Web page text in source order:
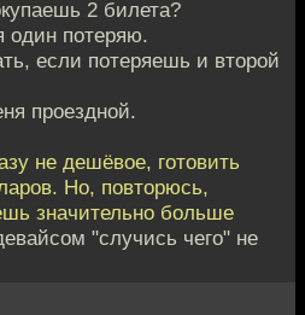
2 билета?
один потеряю.
если потеряешь и второй
проездной.
не дешёвое, готовить
Но, повторюсь,
значительно больше
"случись чего" не